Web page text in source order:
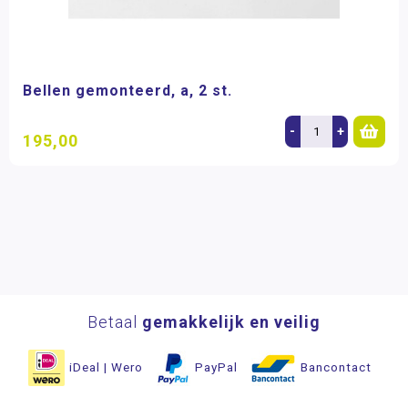
Bellen gemonteerd, a, 2 st.
195,00 - +
Betaal gemakkelijk en veilig
iDeal | Wero PayPal Bancontact